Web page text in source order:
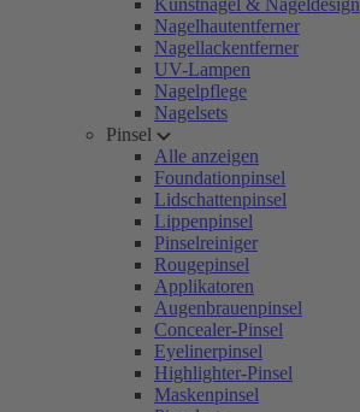
Kunstnägel & Nageldesign
Nagelhautentferner
Nagellackentferner
UV-Lampen
Nagelpflege
Nagelsets
Pinsel
Alle anzeigen
Foundationpinsel
Lidschattenpinsel
Lippenpinsel
Pinselreiniger
Rougepinsel
Applikatoren
Augenbrauenpinsel
Concealer-Pinsel
Eyelinerpinsel
Highlighter-Pinsel
Maskenpinsel